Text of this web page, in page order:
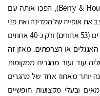
מהימים הראשונים של יישובה (Berry & Hou, 2021), הפכו אותה עם
את אופייה של המדינה ואת פני
אוכלוסייתה. כמחצית מהקנדים הם נוצרים (53 אחוזים) ורק כ-40 אחוזים
האנגלים או הצרפתים. מאזן זה
עוד ועוד מהגרים ממקומות
יותר מאחוז אחד של מהגרים
ובעלי מקצועות חופשיים